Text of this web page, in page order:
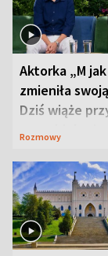
Aktorka „M
zmieniła
Dziś wiąże
neurobiologią
Rozmowy